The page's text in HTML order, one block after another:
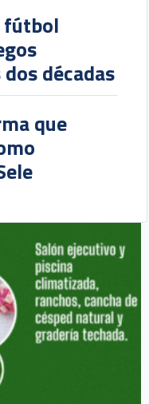
fútbol
décadas
que